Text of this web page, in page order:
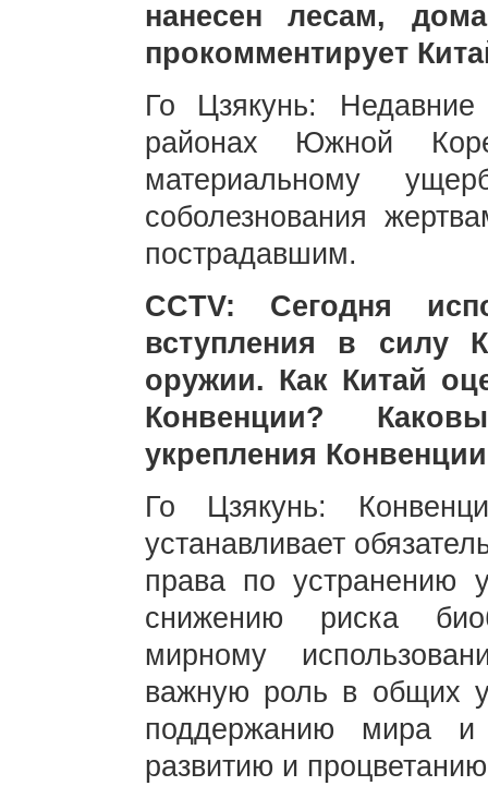
нанесен лесам,
прокомментирует
Го Цзякунь:
районах Южной
материальному
соболезнования
пострадавшим.
CCTV: Сегодня
вступления в силу
оружии. Как Китай
Конвенции?
укрепления
Го Цзякунь:
устанавливает
права по устранению
снижению риска
мирному
важную роль в общих
поддержанию мира и
развитию и